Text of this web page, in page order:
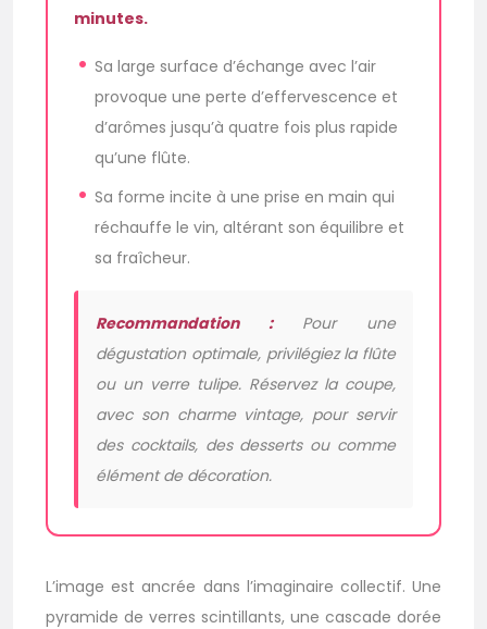
minutes.
Sa large surface d’échange avec l’air
provoque une perte d’effervescence et
d’arômes jusqu’à quatre fois plus rapide
qu’une flûte.
Sa forme incite à une prise en main qui
réchauffe le vin, altérant son équilibre et
sa fraîcheur.
Recommandation :Pour une
dégustation optimale, privilégiez la flûte
ou un verre tulipe. Réservez la coupe,
avec son charme vintage, pour servir
des cocktails, des desserts ou comme
élément de décoration.
L’image est ancrée dans l’imaginaire collectif. Une
pyramide de verres scintillants, une cascade dorée